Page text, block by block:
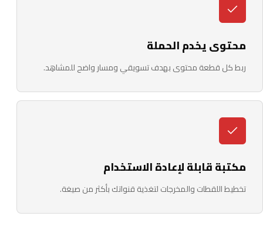
محتوى يخدم الحملة
ربط كل قطعة محتوى بهدف تسويقي ومسار واضح للمشاهِد.
مكتبة قابلة لإعادة الاستخدام
تخطيط اللقطات والمخرجات لتغذية قنواتك بأكثر من صيغة.